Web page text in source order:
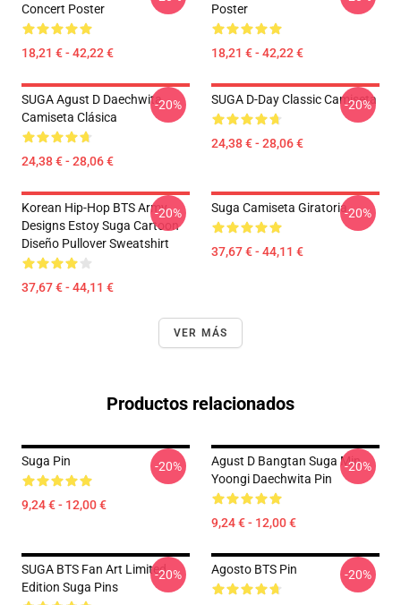
Concert Poster
18,21 € - 42,22 €
Poster
18,21 € - 42,22 €
SUGA Agust D Daechwita
Camiseta Clásica
24,38 € - 28,06 €
-20% SUGA D-Day Classic Camiseta
24,38 € - 28,06 €
-20%
Korean Hip-Hop BTS Army
Designs Estoy Suga Cartoon
Diseño Pullover Sweatshirt
37,67 € - 44,11 €
-20% Suga Camiseta Giratoria
37,67 € - 44,11 €
-20%
VER MÁS
Productos relacionados
Suga Pin
9,24 € - 12,00 €
-20%
Agust D Bangtan Suga Min
Yoongi Daechwita Pin
9,24 € - 12,00 €
-20%
SUGA BTS Fan Art Limited
Edition Suga Pins
-20% Agosto BTS Pin -20%